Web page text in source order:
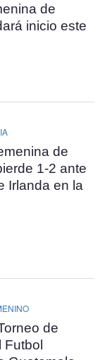
de
inicio este
de
1-2 ante
Irlanda en la
de